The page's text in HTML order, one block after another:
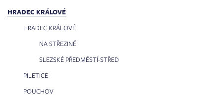
HRADEC KRÁLOVÉ
HRADEC KRÁLOVÉ
NA STŘEZINĚ
SLEZSKÉ PŘEDMĚSTÍ-STŘED
PILETICE
POUCHOV